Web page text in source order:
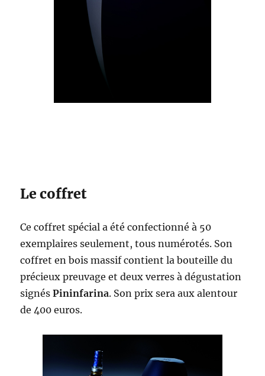
Le coffret
Ce coffret spécial a été confectionné à 50
exemplaires seulement, tous numérotés. Son
coffret en bois massif contient la bouteille du
précieux preuvage et deux verres à dégustation
signésPininfarina. Son prix sera aux alentour
de 400 euros.